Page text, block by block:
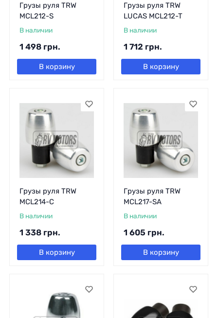
Грузы руля TRW
MCL212-S
В наличии
1 498 грн.
В корзину
Грузы руля TRW
LUCAS MCL212-T
В наличии
1 712 грн.
В корзину
Грузы руля TRW
MCL214-C
В наличии
1 338 грн.
В корзину
Грузы руля TRW
MCL217-SA
В наличии
1 605 грн.
В корзину